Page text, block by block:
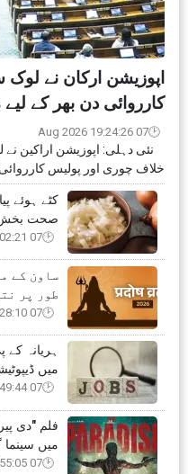
اپوزیشن ارکان نے لوک
کارروائی دن بھر کے
07 Aug 2026 19:24:26
نئی دہلی: اپوزیشن اراکین نے
خلاف چوری اور پولیس
کٹے ہوئے
صحت بخش
07 Aug 2026 19:02:21
ساون کے
طور پر
07 Aug 2026 18:28:10
ہریانہ
میں
07 Aug 2026 16:49:44
میں
07 Aug 2026 15:55:05